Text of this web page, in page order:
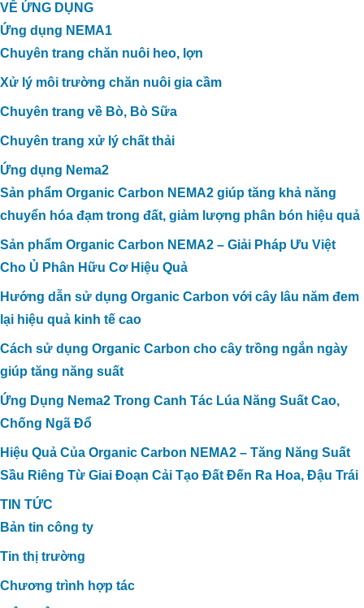
VỀ ỨNG DỤNG
Ứng dụng NEMA1
Chuyên trang chăn nuôi heo, lợn
Xử lý môi trường chăn nuôi gia cầm
Chuyên trang về Bò, Bò Sữa
Chuyên trang xử lý chất thải
Ứng dụng Nema2
Sản phẩm Organic Carbon NEMA2 giúp tăng khả năng
chuyển hóa đạm trong đất, giảm lượng phân bón hiệu quả
Sản phẩm Organic Carbon NEMA2 – Giải Pháp Ưu Việt
Cho Ủ Phân Hữu Cơ Hiệu Quả
Hướng dẫn sử dụng Organic Carbon với cây lâu năm đem
lại hiệu quả kinh tế cao
Cách sử dụng Organic Carbon cho cây trồng ngắn ngày
giúp tăng năng suất
Ứng Dụng Nema2 Trong Canh Tác Lúa Năng Suất Cao,
Chống Ngã Đổ
Hiệu Quả Của Organic Carbon NEMA2 – Tăng Năng Suất
Sầu Riêng Từ Giai Đoạn Cải Tạo Đất Đến Ra Hoa, Đậu Trái
TIN TỨC
Bản tin công ty
Tin thị trường
Chương trình hợp tác